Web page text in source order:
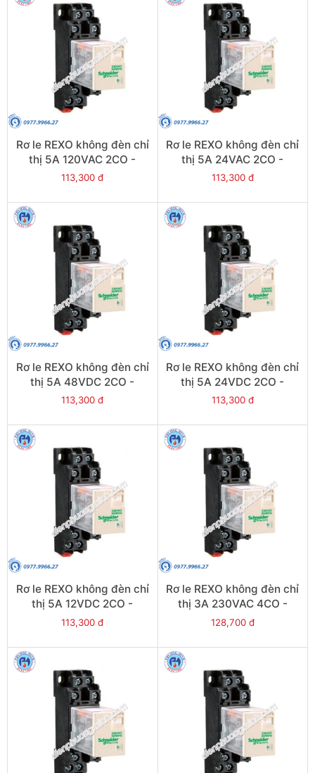
Rơ le REXO không đèn chỉ
thị 5A 120VAC 2CO -
Model RXM2LB1F7
113,300 đ
Rơ le REXO không đèn chỉ
thị 5A 24VAC 2CO -
Model RXM2LB1B7
113,300 đ
Rơ le REXO không đèn chỉ
thị 5A 48VDC 2CO -
Model RXM2LB1ED
113,300 đ
Rơ le REXO không đèn chỉ
thị 5A 24VDC 2CO -
Model RXM2LB1BD
113,300 đ
Rơ le REXO không đèn chỉ
thị 5A 12VDC 2CO -
Model RXM2LB1JD
113,300 đ
Rơ le REXO không đèn chỉ
thị 3A 230VAC 4CO -
Model RXM4LB1P7
128,700 đ